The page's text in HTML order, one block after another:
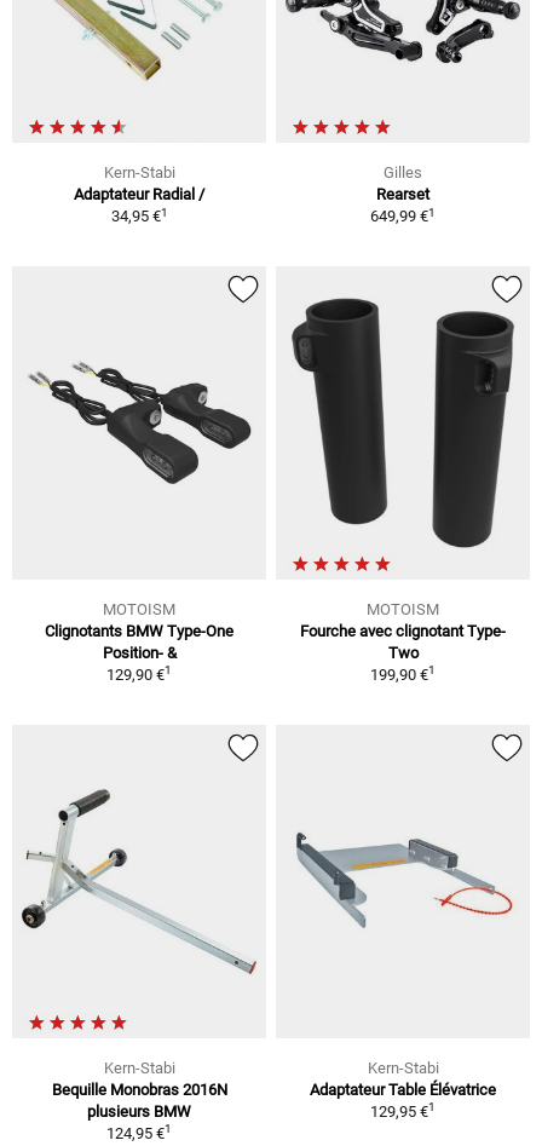
Kern-Stabi
Adaptateur Radial /
34,95 €1
Gilles
Rearset
649,99 €1
MOTOISM
Clignotants BMW Type-One
Position- &
129,90 €1
MOTOISM
Fourche avec clignotant Type-
Two
199,90 €1
Kern-Stabi
Bequille Monobras 2016N
plusieurs BMW
124,95 €1
Kern-Stabi
Adaptateur Table Élévatrice
129,95 €1